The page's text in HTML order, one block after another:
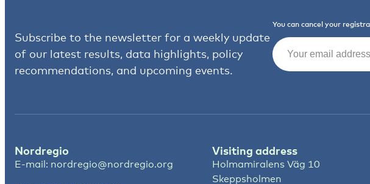
Subscribe to the newsletter for a weekly update
of our latest results, data highlights, policy
recommendations, and upcoming events.
You can cancel your
Email
Nordregio
E-mail: nordregio@nordregio.org
Visiting address
Holmamiralens Väg 10
Skeppsholmen